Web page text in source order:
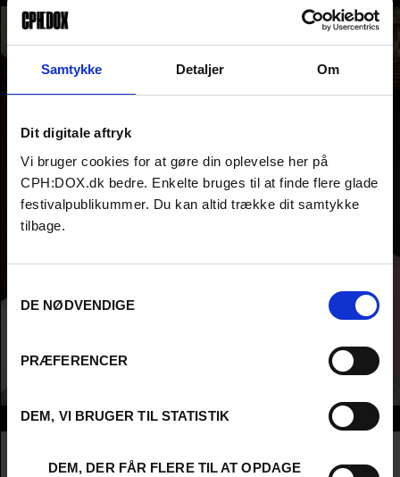
Samtykke Detaljer Om
Dit digitale aftryk
Vi bruger cookies for at gøre din oplevelse her på
CPH:DOX.dk bedre. Enkelte bruges til at finde flere glade
festivalpublikummer. Du kan altid trække dit samtykke
tilbage.
DE NØDVENDIGE
PRÆFERENCER
DEM, VI BRUGER TIL STATISTIK
DEM, DER FÅR FLERE TIL AT OPDAGE
Info
Profession
Higher Education - Student